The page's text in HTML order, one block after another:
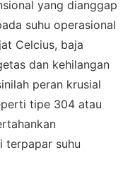
yang dianggap
suhu operasional
Celcius, baja
dan kehilangan
peran krusial
tipe 304 atau
terpapar suhu